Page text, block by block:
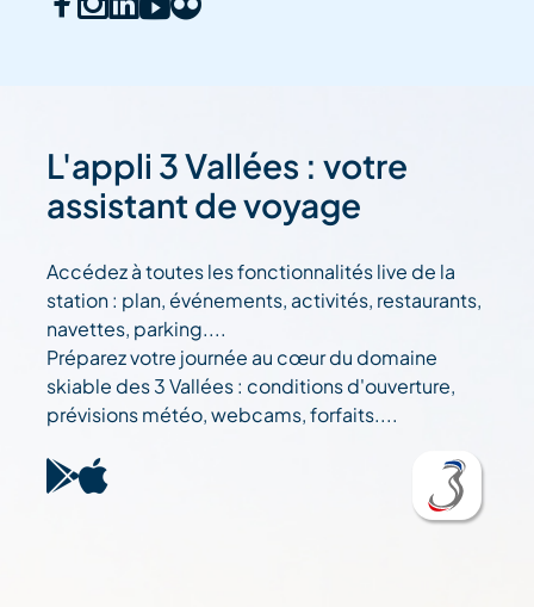
L'appli 3 Vallées : votre
assistant de voyage
Accédez à toutes les fonctionnalités live de la
station : plan, événements, activités, restaurants,
navettes, parking....
Préparez votre journée au cœur du domaine
skiable des 3 Vallées : conditions d'ouverture,
prévisions météo, webcams, forfaits....